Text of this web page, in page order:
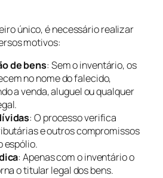
único, é necessário realizar
motivos:
de bens: Sem o inventário, os
no nome do falecido,
a venda, aluguel ou qualquer
: O processo verifica
e outros compromissos
espólio.
: Apenas com o inventário o
o titular legal dos bens.